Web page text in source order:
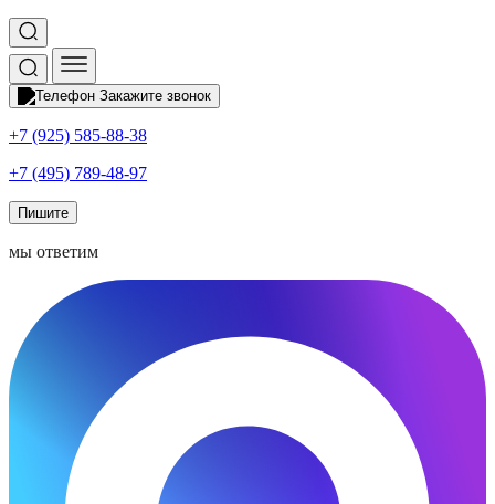
Закажите звонок
+7 (925) 585-88-38
+7 (495) 789-48-97
Пишите
мы ответим